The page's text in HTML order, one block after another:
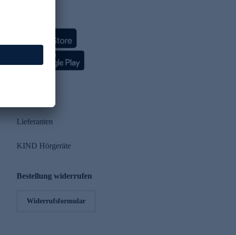
Lieferanten
KIND Hörgeräte
Bestellung widerrufen
Widerrufsformular